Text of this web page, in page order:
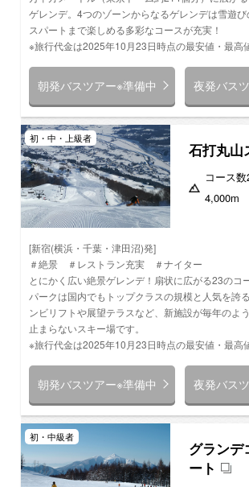
ゲレンデ。4つのゾーンからなるゲレンデは雪遊
スパートまで楽しめる多彩なコースが充実！
※旅行代金は2025年10月23日時点の最安値・最高
朝発バスツアー※準備中 夜発バス
初・中・上級者
石打丸山
コース数
4,000m
[新宿(横浜・千葉・津田沼)発]
＃絶景 ＃レストラン充実 ＃ナイター
とにかく広い絶景ゲレンデ！扇状に広がる23のコ
パークは国内でもトップクラスの規模と人気を誇
ンビリフトや展望テラスなど、新施設が毎年のよ
止まらないスキー場です。
※旅行代金は2025年10月23日時点の最安値・最高
朝発バスツアー※準備中 夜発バス
初・中級者
グランデ
ート